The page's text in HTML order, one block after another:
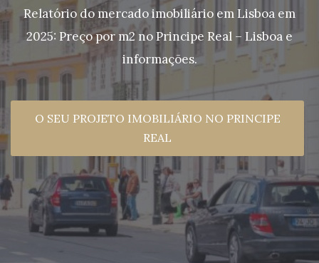
Relatório do mercado imobiliário em Lisboa em
2025: Preço por m2 no Principe Real – Lisboa e
informações.
O SEU PROJETO IMOBILIÁRIO NO PRINCIPE
REAL